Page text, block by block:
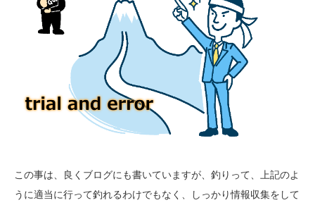
この事は、良くブログにも書いていますが、釣りって、上記のよ
うに適当に行って釣れるわけでもなく、しっかり情報収集をして